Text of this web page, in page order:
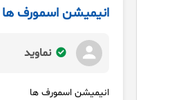
انیمیشن اسمورف ها
نماوید
انیمیشن اسمورف ها